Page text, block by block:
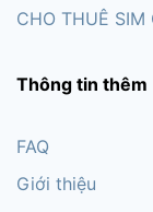
CHO THUÊ SIM
Thông tin thêm
FAQ
Giới thiệu